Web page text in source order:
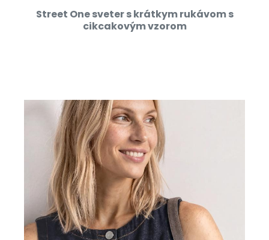
Street One sveter s krátkym rukávom s
cikcakovým vzorom